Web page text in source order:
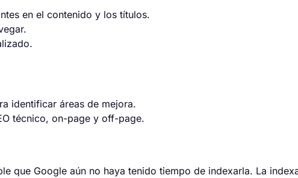
en el contenido y los títulos.
identificar áreas de mejora.
técnico, on-page y off-page.
que Google aún no haya tenido tiempo de indexarla. La